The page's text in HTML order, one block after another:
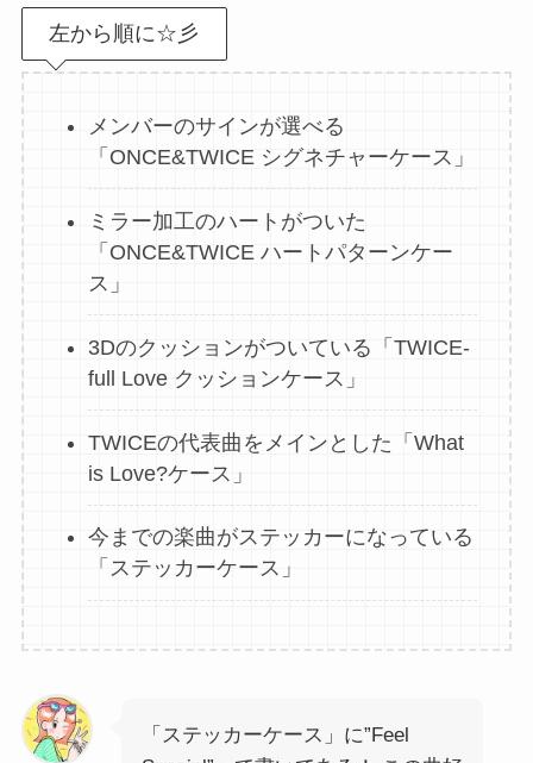
左から順に☆彡
メンバーのサインが選べる
「ONCE&TWICE シグネチャーケース」
ミラー加工のハートがついた
「ONCE&TWICE ハートパターンケー
ス」
3Dのクッションがついている「TWICE-
full Love クッションケース」
TWICEの代表曲をメインとした「What
is Love?ケース」
今までの楽曲がステッカーになっている
「ステッカーケース」
「ステッカーケース」に”Feel